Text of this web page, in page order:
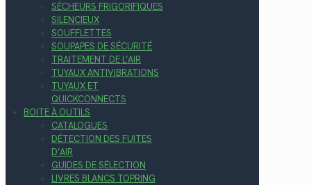
SÉCHEURS FRIGORIFIQUES
SILENCIEUX
SOUFFLETTES
SOUPAPES DE SÉCURITÉ
TRAITEMENT DE L’AIR
TUYAUX ANTIVIBRATIONS
TUYAUX ET
QUICKCONNECTS
BOITE À OUTILS
CATALOGUES
DÉTECTION DES FUITES
D’AIR
GUIDES DE SÉLECTION
LIVRES BLANCS TOPRING